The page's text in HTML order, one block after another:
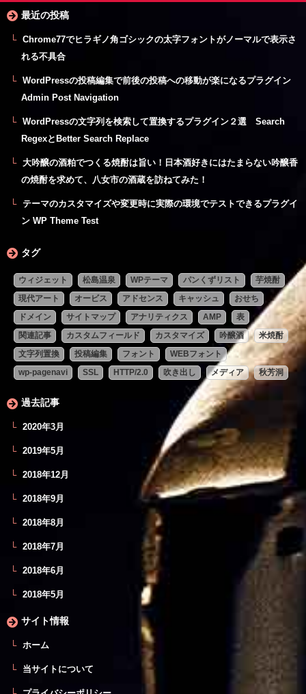
最近の投稿
Chrome77でヒラギノ角ゴシックの太字フォントがノーマルで表示さ
れる不具合
WordPressの投稿編集で前後の投稿への移動が楽になるプラグイン
Admin Post Navigation
WordPressの文字列を検索して置換するプラグイン２選 Search
RegexとBetter Search Replace
大吟醸の酒粕でつくる焼酎は旨い！日本酒好きにはたまらない吟醸香
の焼酎を求めて、八女市の酒蔵を訪ねてみた！
テーマのカスタマイズや変更時に実際の環境でテストできるプラグイ
ン WP Theme Test
タグ
ウィジェット 松島温泉 WPテーマ パンくずリスト
芋焼酎
現代アート
オービス アドセンス キャッシュ
おせち
ドメイン
サイトマップ アナリティクス AMP
表
関連記事
カスタムフィールド カスタマイズ 吟醸酒
米焼酎
文字列置換
投稿編集 フォント
WEBフォント
wp-pagenavi
SSL HTTP/2.0 吹き出し メディア 秋芳洞
過去記事
2020年3月
2019年5月
2018年12月
2018年9月
2018年8月
2018年7月
2018年6月
2018年5月
サイト情報
ホーム
当サイトについて